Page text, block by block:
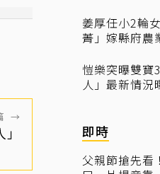
→
姜厚任小2輪
菁」嫁縣府
愷樂突曝雙寶
人」最新情況
即時
父親節搶先看